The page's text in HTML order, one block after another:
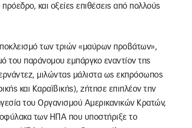
και οξείες επιθέσεις από πολλούς
των τριών «μαύρων προβάτων»,
του παράνομου εμπάργκο εναντίον της
μιλώντας μάλιστα ως εκπρόσωπος
και Καραϊβικής), ζήτησε επιπλέον την
του Οργανισμού Αμερικανικών Κρατών,
των ΗΠΑ που υποστήριξε το